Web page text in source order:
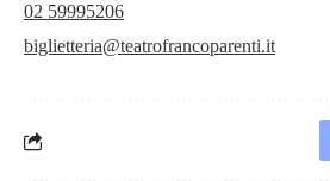
02 59995206
biglietteria@teatrofrancoparenti.it